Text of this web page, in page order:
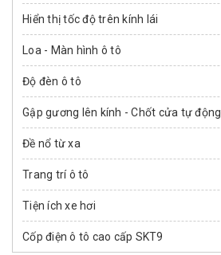
Hiển thị tốc độ trên kính lái
Loa - Màn hình ô tô
Độ đèn ô tô
Gập gương lên kính - Chốt cửa tự động
Đề nổ từ xa
Trang trí ô tô
Tiện ích xe hơi
Cốp điện ô tô cao cấp SKT9